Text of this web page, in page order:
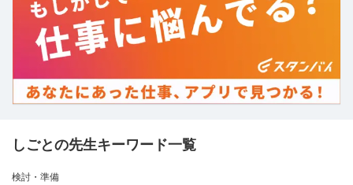
しごとの先生キーワード一覧
検討・準備